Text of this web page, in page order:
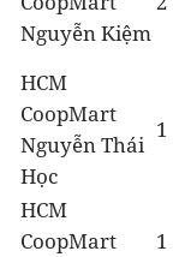
Nguyễn Kiệm
HCM
CoopMart
Nguyễn Thái
Học
1
HCM
CoopMart
1